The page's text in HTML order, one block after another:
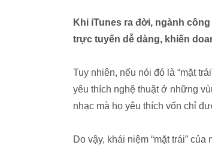
Khi iTunes ra đời, ngành
trực tuyến dễ dàng, khiến
Tuy nhiên, nếu nói đó là “mặt
yêu thích nghệ thuật ở những
nhạc mà họ yêu thích vốn chỉ
Do vậy, khái niệm “mặt trái”